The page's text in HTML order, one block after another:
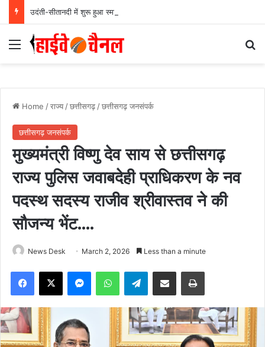
Menu
Home /राज्य /छत्तीसगढ़ /छत्तीसगढ़ जनसंपर्क
छत्तीसगढ़ जनसंपर्क
मुख्यमंत्री विष्णु देव साय से छत्तीसगढ़
राज्य पुलिस जवाबदेही प्राधिकरण के नव
पदस्थ सदस्य राजीव श्रीवास्तव ने की
सौजन्य भेंट….
News Desk March 2, 2026 Less than a minute
Facebook
X MessengerWhatsAppTelegramShare via Email Print